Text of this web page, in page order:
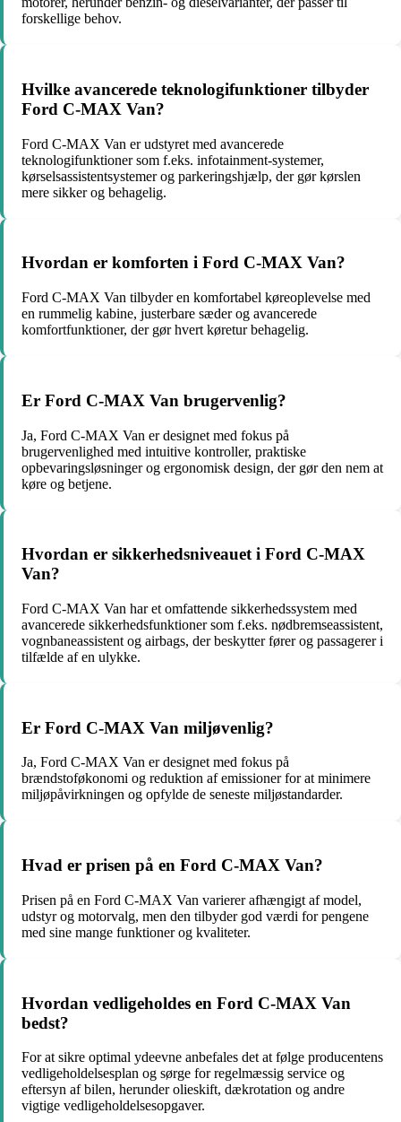
forskellige behov.
Hvilke avancerede teknologifunktioner tilbyder
Ford C-MAX Van?
Ford C-MAX Van er udstyret med avancerede
teknologifunktioner som f.eks. infotainment-systemer,
kørselsassistentsystemer og parkeringshjælp, der gør kørslen
mere sikker og behagelig.
Hvordan er komforten i Ford C-MAX Van?
Ford C-MAX Van tilbyder en komfortabel køreoplevelse med
en rummelig kabine, justerbare sæder og avancerede
komfortfunktioner, der gør hvert køretur behagelig.
Er Ford C-MAX Van brugervenlig?
Ja, Ford C-MAX Van er designet med fokus på
brugervenlighed med intuitive kontroller, praktiske
opbevaringsløsninger og ergonomisk design, der gør den nem at
køre og betjene.
Hvordan er sikkerhedsniveauet i Ford C-MAX
Van?
Ford C-MAX Van har et omfattende sikkerhedssystem med
avancerede sikkerhedsfunktioner som f.eks. nødbremseassistent,
vognbaneassistent og airbags, der beskytter fører og passagerer i
tilfælde af en ulykke.
Er Ford C-MAX Van miljøvenlig?
Ja, Ford C-MAX Van er designet med fokus på
brændstoføkonomi og reduktion af emissioner for at minimere
miljøpåvirkningen og opfylde de seneste miljøstandarder.
Hvad er prisen på en Ford C-MAX Van?
Prisen på en Ford C-MAX Van varierer afhængigt af model,
udstyr og motorvalg, men den tilbyder god værdi for pengene
med sine mange funktioner og kvaliteter.
Hvordan vedligeholdes en Ford C-MAX Van
bedst?
For at sikre optimal ydeevne anbefales det at følge producentens
vedligeholdelsesplan og sørge for regelmæssig service og
eftersyn af bilen, herunder olieskift, dækrotation og andre
vigtige vedligeholdelsesopgaver.